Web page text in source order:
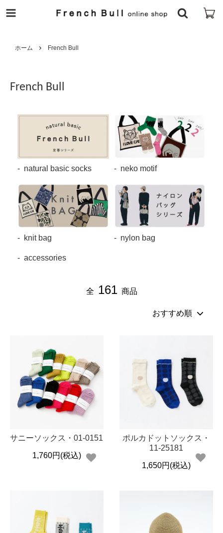
ホーム French Bull
French Bull
natural basic socks neko motif
knit bag nylon bag
accessories
全 161 商品
サニーソックス・01-0151
1,760円(税込)
ポルカドットソックス・
11-25181
1,650円(税込)